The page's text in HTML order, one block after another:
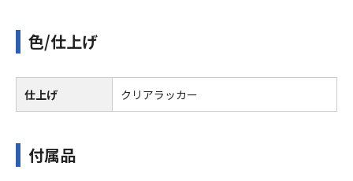
色/仕上げ
仕上げ クリアラッカー
付属品